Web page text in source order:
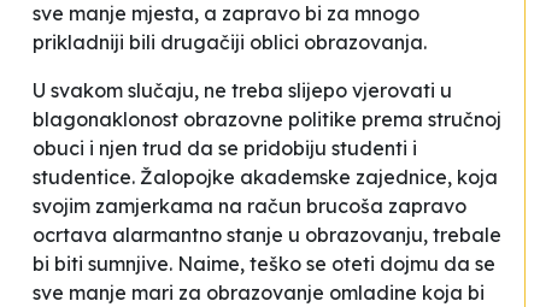
sve manje mjesta, a zapravo bi za mnogo
prikladniji bili drugačiji oblici obrazovanja.
U svakom slučaju, ne treba slijepo vjerovati u
blagonaklonost obrazovne politike prema stručnoj
obuci i njen trud da se pridobiju studenti i
studentice. Žalopojke akademske zajednice, koja
svojim zamjerkama na račun brucoša zapravo
ocrtava alarmantno stanje u obrazovanju, trebale
bi biti sumnjive. Naime, teško se oteti dojmu da se
sve manje mari za obrazovanje omladine koja bi